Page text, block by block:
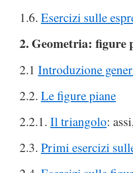
1.6. Esercizi sulle
2. Geometria: figure
2.1 Introduzione
2.2. Le figure piane
2.2.1. Il triangolo:
2.3. Primi esercizi